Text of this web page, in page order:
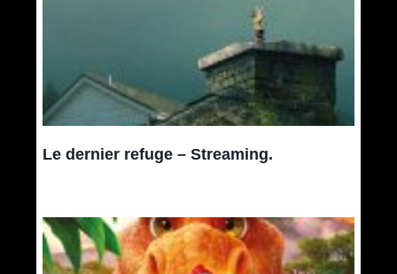
Le dernier refuge – Streaming.